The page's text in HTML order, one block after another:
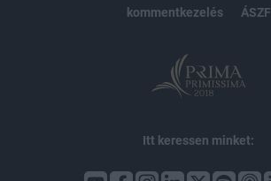
kommentkezelés
ÁSZF
Itt keressen minket: